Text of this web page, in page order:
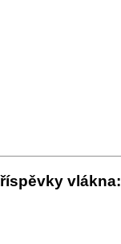
vlákna: